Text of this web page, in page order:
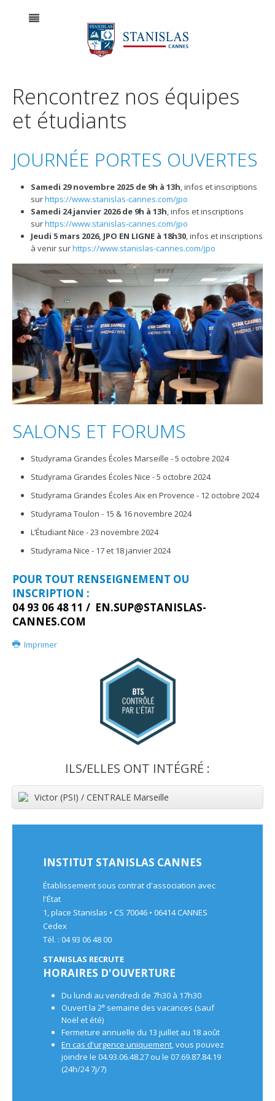
Rencontrez nos équipes
et étudiants
JOURNÉE PORTES OUVERTES
Samedi 29 novembre 2025 de 9h à 13h , infos et inscriptions
surhttps://www.stanislas-cannes.com/jpo
Samedi 24 janvier 2026 de 9h à 13h , infos et inscriptions
surhttps://www.stanislas-cannes.com/jpo
Jeudi 5 mars 2026, JPO EN LIGNE à 18h30 , infos et inscriptions
à venir surhttps://www.stanislas-cannes.com/jpo
SALONS ET FORUMS
Studyrama Grandes Écoles Marseille - 5 octobre 2024
Studyrama Grandes Écoles Nice - 5 octobre 2024
Studyrama Grandes Écoles Aix en Provence - 12 octobre 2024
Studyrama Toulon - 15 & 16 novembre 2024
L’Étudiant Nice - 23 novembre 2024
Studyrama Nice - 17 et 18 janvier 2024
POUR TOUT RENSEIGNEMENT OU
INSCRIPTION :
04 93 06 48 11 / EN.SUP@STANISLAS-
CANNES.COM
Imprimer
ILS/ELLES ONT INTÉGRÉ :
Victor (PSI) / CENTRALE Marseille
INSTITUT STANISLAS CANNES
Établissement sous contrat d'association avec
l'État
1, place Stanislas • CS 70046 • 06414 CANNES
Cedex
Tél. : 04 93 06 48 00
STANISLAS RECRUTE
HORAIRES D'OUVERTURE
Du lundi au vendredi de 7h30 à 17h30
Ouvert la 2e semaine des vacances (sauf
Noël et été)
Fermeture annuelle du 13 juillet au 18 août
En cas d'urgence uniquement, vous pouvez
joindre le 04.93.06.48.27 ou le 07.69.87.84.19
(24h/24 7j/7)